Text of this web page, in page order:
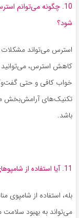
10. چگونه می‌توانم
شود؟
استرس می‌تواند مشکلات
کاهش استرس، می‌توانید
خواب کافی و حتی گفت‌وگو
تکنیک‌های آرامش‌بخش
باشد.
11. آیا استفاده از شامپوهای مناسب می‌تواند به بهبود سلامت مو کمک کند؟
بله، استفاده از
می‌تواند به بهبود